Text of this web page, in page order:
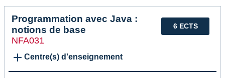
6 ECTS
Programmation avec Java :
notions de base
NFA031
Centre(s) d'enseignement